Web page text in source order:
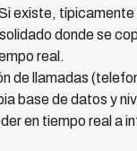
existe,
donde se
real.
de llamadas
base de datos y
en tiempo real a